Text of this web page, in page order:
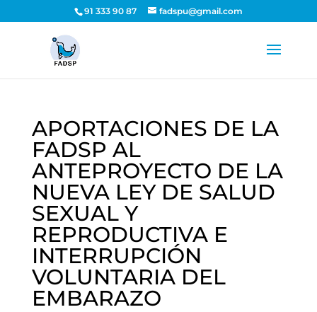
91 333 90 87 fadspu@gmail.com
APORTACIONES DE LA
FADSP AL
ANTEPROYECTO DE LA
NUEVA LEY DE SALUD
SEXUAL Y
REPRODUCTIVA E
INTERRUPCIÓN
VOLUNTARIA DEL
EMBARAZO